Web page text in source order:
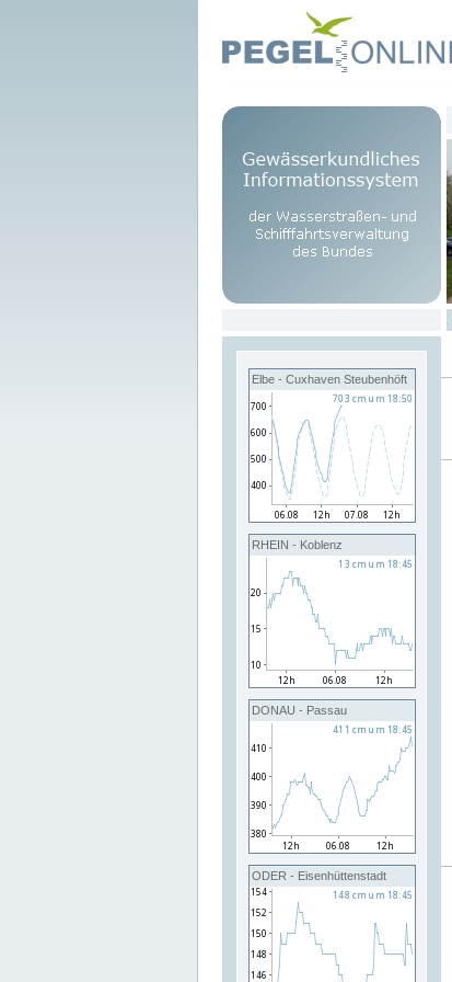
Elbe - Cuxhaven Steubenhöft
RHEIN - Koblenz
DONAU - Passau
ODER - Eisenhüttenstadt